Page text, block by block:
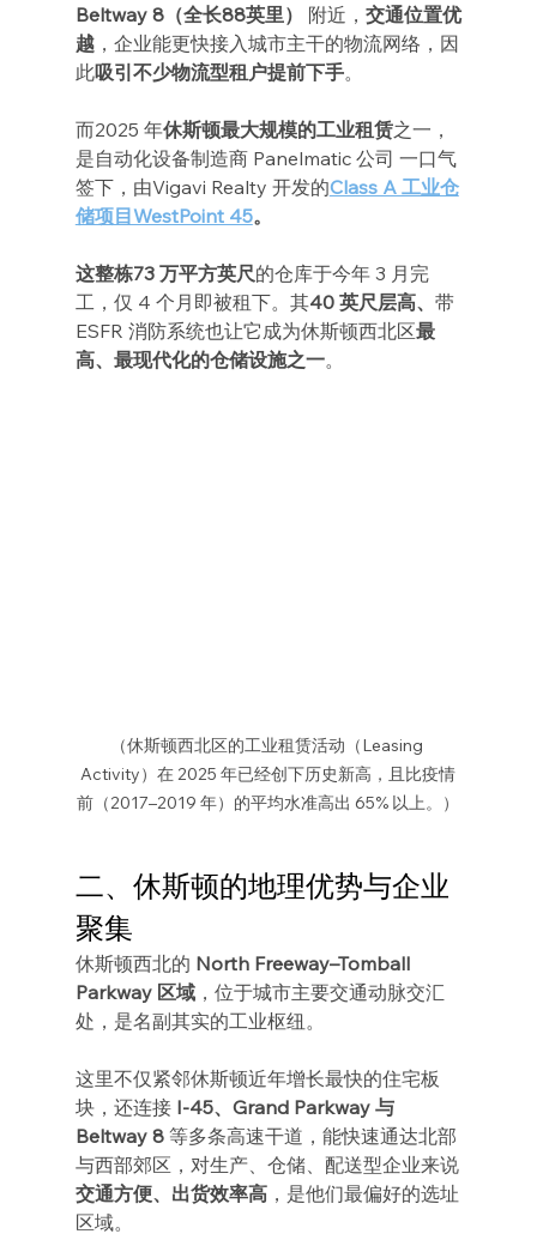
Beltway 8（全长88英里）
附近， 交通位置优
越，企业能更快接入城市主干的物流网络，因
此吸引不少物流型租户提前下手。
而2025 年休斯顿最大规模的工业租赁之一，
是自动化设备制造商 Panelmatic 公司 一口气
签下，由Vigavi Realty 开发的Class A 工业仓
储项目WestPoint 45。
这整栋73 万平方英尺的仓库于今年 3 月完
工，仅 4 个月即被租下。其40 英尺层高、 带
ESFR 消防系统也让它成为休斯顿西北区最
高、最现代化的仓储设施之一。
（休斯顿西北区的工业租赁活动（Leasing
Activity）在 2025 年已经创下历史新高，且比疫情
前（2017–2019 年）的平均水准高出 65% 以上。）
二、休斯顿的地理优势与企业
聚集
休斯顿西北的 North Freeway–Tomball
Parkway 区域，位于城市主要交通动脉交汇
处，是名副其实的工业枢纽。
这里不仅紧邻休斯顿近年增长最快的住宅板
块，还连接 I-45、Grand Parkway 与
Beltway 8 等多条高速干道，能快速通达北部
与西部郊区，对生产、仓储、配送型企业来说
交通方便、出货效率高，是他们最偏好的选址
区域。